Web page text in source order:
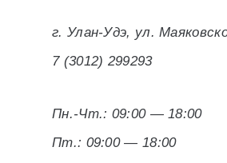
г. Улан-Удэ, ул.
7 (3012) 299293
Пн.-Чт.: 09:00 — 18:00
Пт.: 09:00 — 18:00